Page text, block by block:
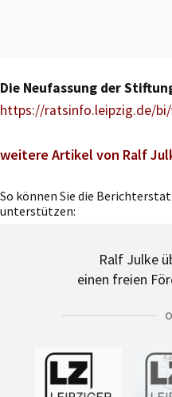
Die Neufassung der
https://ratsinfo.leipzig.de/bi/
weitere Artikel von Ralf
So können Sie die
unterstützen:
Ralf Julke
einen freien